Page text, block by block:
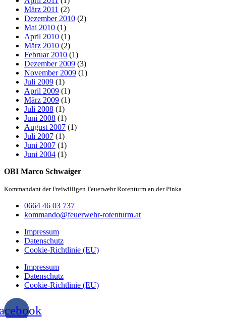
März 2011 (2)
Dezember 2010 (2)
Mai 2010 (1)
April 2010 (1)
März 2010 (2)
Februar 2010 (1)
Dezember 2009 (3)
November 2009 (1)
Juli 2009 (1)
April 2009 (1)
März 2009 (1)
Juli 2008 (1)
Juni 2008 (1)
August 2007 (1)
Juli 2007 (1)
Juni 2007 (1)
Juni 2004 (1)
OBI Marco Schwaiger
Kommandant der Freiwilligen Feuerwehr Rotenturm an der Pinka
0664 46 03 737
kommando@feuerwehr-rotenturm.at
Impressum
Datenschutz
Cookie-Richtlinie (EU)
Impressum
Datenschutz
Cookie-Richtlinie (EU)